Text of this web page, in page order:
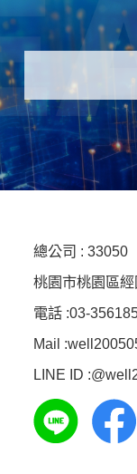
總公司 : 33050
桃園市桃園區
電話 :03-
Mail
LINE ID :